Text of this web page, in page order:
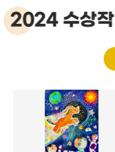
2024 수상작